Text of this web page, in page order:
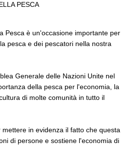
PESCA
Pesca è un'occasione importante per
pesca e dei pescatori nella nostra
Generale delle Nazioni Unite nel
della pesca per l'economia, la
di molte comunità in tutto il
in evidenza il fatto che questa
di persone e sostiene l'economia di